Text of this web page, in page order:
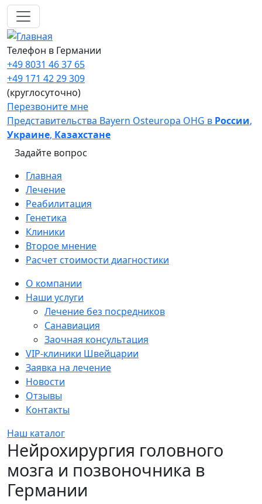
Перейти к основному содержанию
Телефон в Германии
+49 8031 46 37 65
+49 171 42 29 309
(круглосуточно)
Перезвоните мне
Представительства Bayern Osteuropa OHG в России,
Украине, Казахстане
Задайте вопрос
Main navigation
Главная
Лечение
Реабилитация
Генетика
Клиники
Второе мнение
Расчет стоимости диагностики
Sidebar
О компании
Наши услуги
Лечение без посредников
Санавиация
Заочная консультация
VIP-клиники Швейцарии
Заявка на лечение
Новости
Отзывы
Контакты
Наш каталог
Нейрохирургия головного
мозга и позвоночника в
Германии